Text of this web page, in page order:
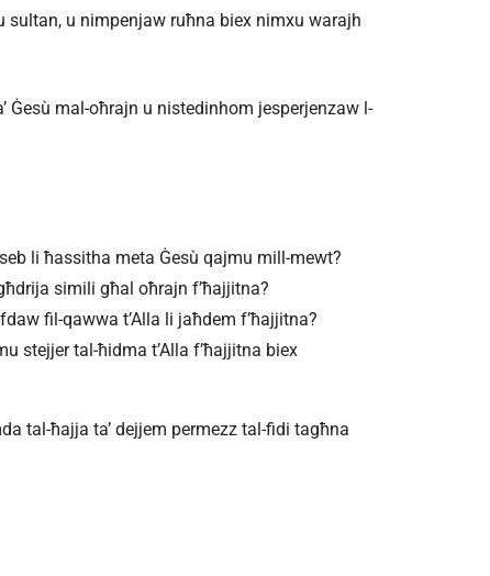
u nimpenjaw ruħna biex nimxu warajh
Ġesù mal-oħrajn u nistedinhom jesperjenzaw l-
li ħassitha meta Ġesù qajmu mill-​mewt?
simili għal oħrajn f’ħajjitna?
fil-qawwa t’Alla li jaħdem f’ħajjitna?
stejjer tal-ħidma t’Alla f’ħajjitna biex
tal-ħajja ta’ dejjem permezz tal-fidi tagħna